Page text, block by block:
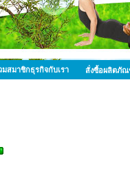
มสมาชิกธุรกิจกับเรา สั่งซื้อผลิตภั